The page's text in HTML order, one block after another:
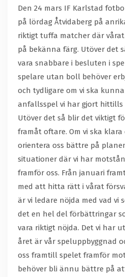
Den 24 mars IF Karlstad
på lördag Åtvidaberg på
riktigt tuffa matcher där
på bekänna färg. Utöver det
vara snabbare i besluten i
spelare utan boll behöver
och tydligare om vi ska
anfallsspel vi har gjort hittills
Utöver det så blir det viktigt
framåt oftare. Om vi ska klara
orientera oss bättre på
situationer där vi har
framför oss. Från januari
med att hitta rätt i vårat
är vi ledare nöjda med vad vi
det en hel del förbättringar
vara riktigt nöjda. Det vi har
året är vår speluppbyggnad
oss framtill spelet framför
behöver bli ännu bättre på